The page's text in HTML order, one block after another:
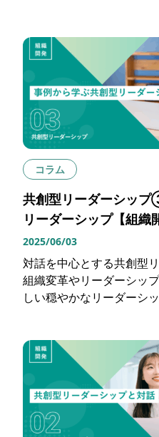
コラム
共創型リーダーシッ
リーダーシップ【組織
2025/06/03
対話を中心とする共創型
組織変革やリーダーシッ
しい穏やかなリーダーシッ